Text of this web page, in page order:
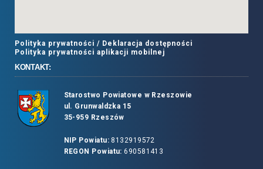
Polityka prywatności / Deklaracja dostępności
Polityka prywatności aplikacji mobilnej
KONTAKT:
Starostwo Powiatowe w Rzeszowie
ul. Grunwaldzka 15
35-959 Rzeszów
NIP Powiatu:8132919572
REGON Powiatu: 690581413